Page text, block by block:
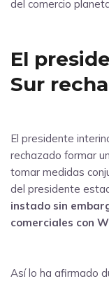
del comercio
El
Sur
El presidente
rechazado formar
tomar medidas
del presidente
instado sin
comerciales con
Así lo ha afirmado